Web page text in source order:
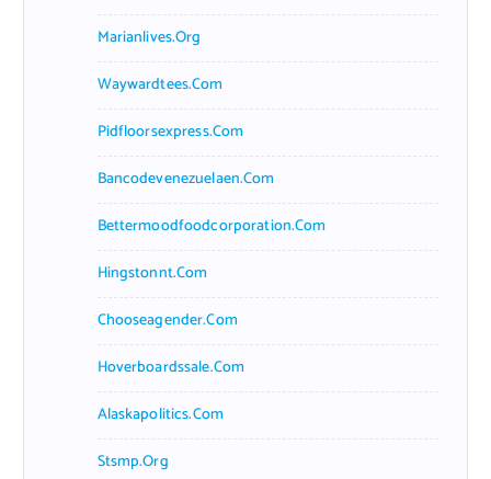
Marianlives.org
Waywardtees.com
Pidfloorsexpress.com
Bancodevenezuelaen.com
Bettermoodfoodcorporation.com
Hingstonnt.com
Chooseagender.com
Hoverboardssale.com
Alaskapolitics.com
Stsmp.org